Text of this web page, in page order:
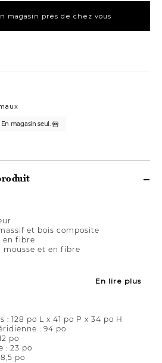
magasin près de chez vous
En magasin seul.
et bois composite
en fibre
mousse et en fibre
En lire plus
: 128 po L x 41 po P x 34 po H
: 94 po
po
: 23 po
po